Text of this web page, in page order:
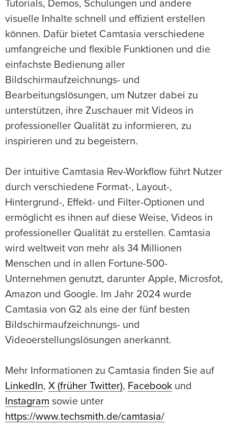
Tutorials, Demos, Schulungen und andere
visuelle Inhalte schnell und effizient erstellen
können. Dafür bietet Camtasia verschiedene
umfangreiche und flexible Funktionen und die
einfachste Bedienung aller
Bildschirmaufzeichnungs- und
Bearbeitungslösungen, um Nutzer dabei zu
unterstützen, ihre Zuschauer mit Videos in
professioneller Qualität zu informieren, zu
inspirieren und zu begeistern.
Der intuitive Camtasia Rev-Workflow führt Nutzer
durch verschiedene Format-, Layout-,
Hintergrund-, Effekt- und Filter-Optionen und
ermöglicht es ihnen auf diese Weise, Videos in
professioneller Qualität zu erstellen. Camtasia
wird weltweit von mehr als 34 Millionen
Menschen und in allen Fortune-500-
Unternehmen genutzt, darunter Apple, Microsfot,
Amazon und Google. Im Jahr 2024 wurde
Camtasia von G2 als eine der fünf besten
Bildschirmaufzeichnungs- und
Videoerstellungslösungen anerkannt.
Mehr Informationen zu Camtasia finden Sie auf
LinkedIn, X (früher Twitter), Facebook und
Instagram sowie unter
https://www.techsmith.de/camtasia/